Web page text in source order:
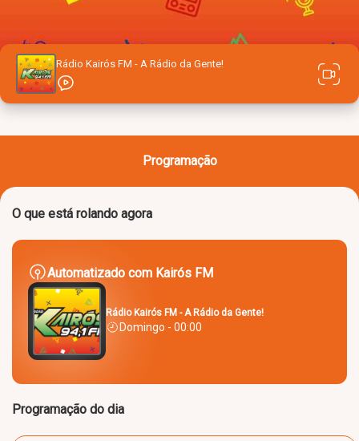
Rádio Kairós FM - A Rádio da Gente!
Programação
O que está rolando agora
Automatizado com Kairós FM
Rádio Kairós FM - A Rádio da Gente!
Domingo - 00:00
Programação do dia